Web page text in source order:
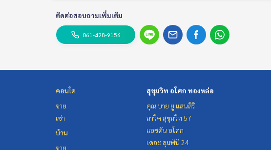
ติดต่อสอบถามเพิ่มเติม
061-428-9156
คอนโด
ขาย
เช่า
บ้าน
ขาย
สุขุมวิท อโศก ทองหล่อ
คุณ บาย ยู แสนสิริ
ลาวิค สุขุมวิท 57
แอชตัน อโศก
เดอะ ลุมพินี 24